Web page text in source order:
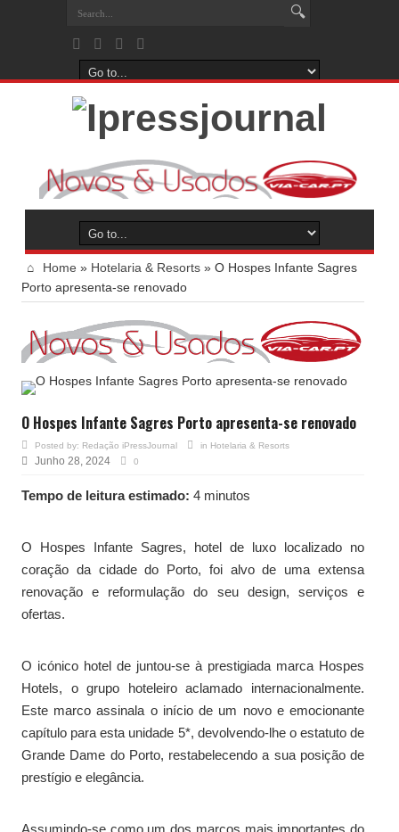
Home » Hotelaria & Resorts » O Hospes Infante Sagres
Porto apresenta-se renovado
O Hospes Infante Sagres Porto apresenta-se renovado
Posted by: Redação iPressJournal in Hotelaria & Resorts
Junho 28, 2024 0
Tempo de leitura estimado: 4 minutos
O Hospes Infante Sagres, hotel de luxo localizado no
coração da cidade do Porto, foi alvo de uma extensa
renovação e reformulação do seu design, serviços e
ofertas.
O icónico hotel de juntou-se à prestigiada marca Hospes
Hotels, o grupo hoteleiro aclamado internacionalmente.
Este marco assinala o início de um novo e emocionante
capítulo para esta unidade 5*, devolvendo-lhe o estatuto de
Grande Dame do Porto, restabelecendo a sua posição de
prestígio e elegância.
Assumindo-se como um dos marcos mais importantes do